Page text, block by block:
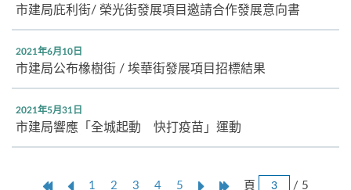
市建局庇利街/ 榮光街發展項目邀請合作發展意向書
2021年6月10日
市建局公布橡樹街 / 埃華街發展項目招標結果
2021年5月31日
市建局響應「全城起動 快打疫苗」運動
第 上 1 2 3 4 5 NextLast頁 / 5